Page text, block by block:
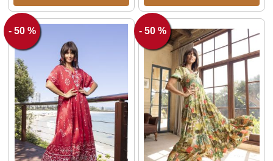
- 50 % - 50 %